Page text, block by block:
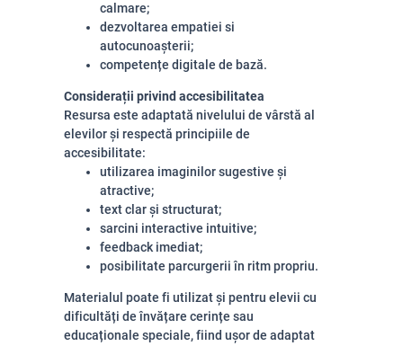
calmare;
dezvoltarea empatiei si
autocunoașterii;
competențe digitale de bază.
Considerații privind accesibilitatea
Resursa este adaptată nivelului de vârstă al
elevilor și respectă principiile de
accesibilitate:
utilizarea imaginilor sugestive și
atractive;
text clar și structurat;
sarcini interactive intuitive;
feedback imediat;
posibilitate parcurgerii în ritm propriu.
Materialul poate fi utilizat și pentru elevii cu
dificultăți de învățare cerințe sau
educaționale speciale, fiind ușor de adaptat